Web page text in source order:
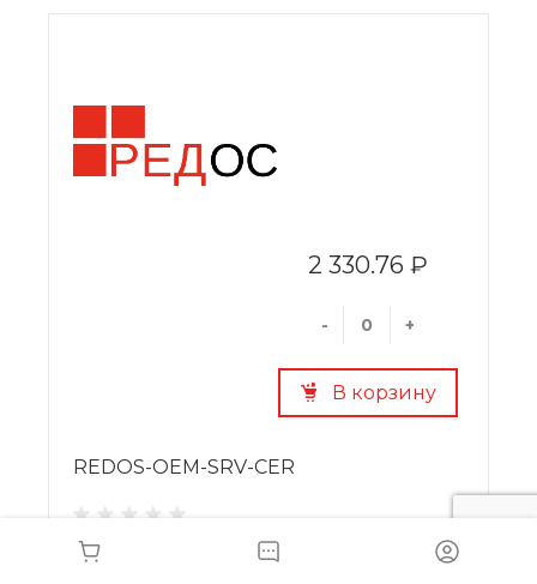
2 330.76 ₽
- +
В корзину
REDOS-OEM-SRV-CER
Лицензия на неисклюЧительное право